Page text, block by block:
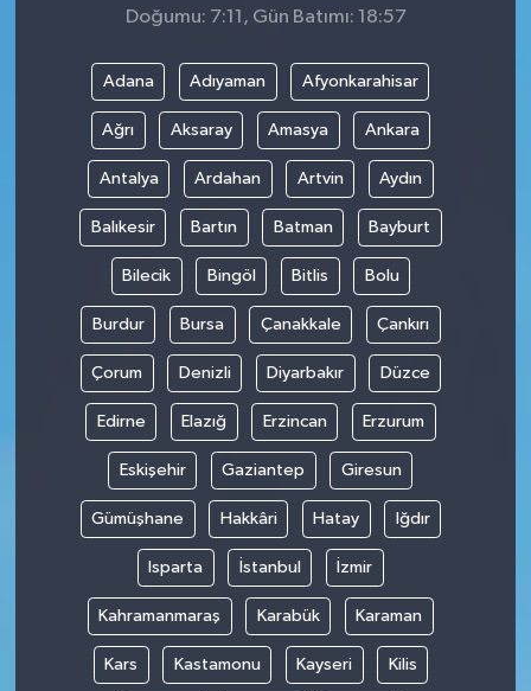
Doğumu: 7:11, Gün Batımı: 18:57
Adana Adıyaman Afyonkarahisar
Ağrı Aksaray Amasya Ankara
Antalya Ardahan Artvin Aydın
Balıkesir Bartın Batman Bayburt
Bilecik Bingöl Bitlis Bolu
Burdur Bursa Çanakkale Çankırı
Çorum Denizli Diyarbakır Düzce
Edirne Elazığ Erzincan Erzurum
Eskişehir Gaziantep Giresun
Gümüşhane Hakkâri Hatay Iğdır
Isparta İstanbul İzmir
Kahramanmaraş Karabük Karaman
Kars Kastamonu Kayseri Kilis